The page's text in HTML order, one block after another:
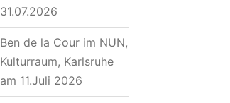
31.07.2026
Ben de la Cour im NUN,
Kulturraum, Karlsruhe
am 11.Juli 2026